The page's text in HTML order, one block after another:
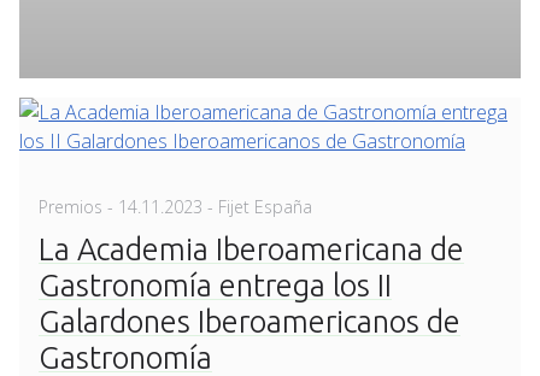
Premios - Posted
14.11.2023 - Fijet España
La Academia Iberoamericana de
Gastronomía entrega los II
Galardones Iberoamericanos de
Gastronomía